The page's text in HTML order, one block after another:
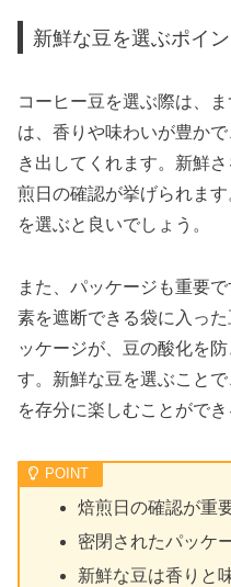
新鮮な豆を選ぶポイン
コーヒー豆を選ぶ際は、
は、香りや味わいが豊か
き出してくれます。新鮮
煎日の確認が挙げられま
を選ぶと良いでしょう。
また、パッケージも重要
素を遮断できる袋に入っ
ッケージが、豆の酸化を
す。新鮮な豆を選ぶこと
を存分に楽しむことができ
焙煎日の確認が重
密閉されたパッケ
新鮮な豆は香りと